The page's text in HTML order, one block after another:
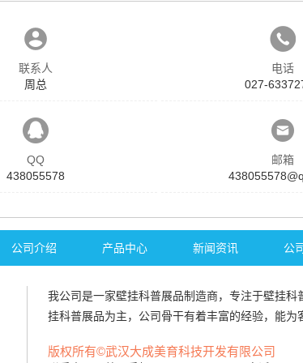
联系人
周总
电话
027-
QQ
438055578
邮箱
公司介绍 产品中心 新闻资讯 公
我公司是一家壁挂科普展品制造商，专注于壁挂科
挂科普展品为主，公司骨干有着丰富的经验，能为
版权所有©武汉大成美育科技开发有限公司